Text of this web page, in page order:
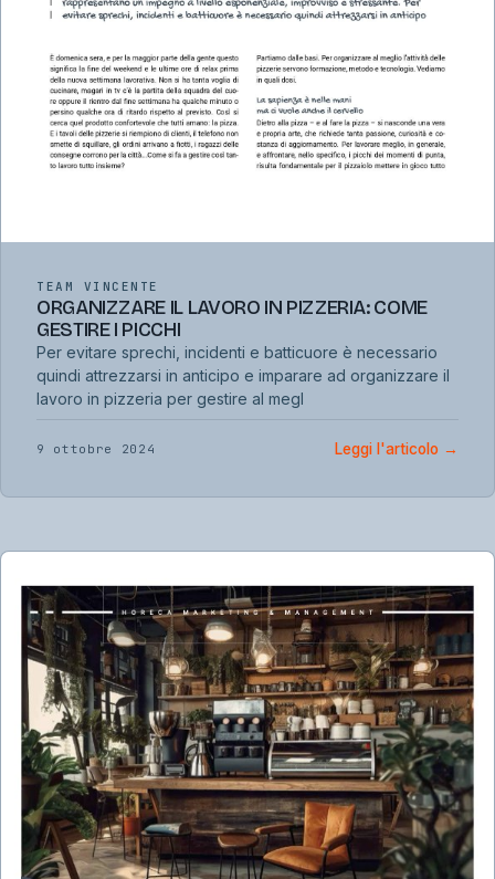
TEAM VINCENTE
ORGANIZZARE IL LAVORO IN PIZZERIA: COME
GESTIRE I PICCHI
Per evitare sprechi, incidenti e batticuore è necessario
quindi attrezzarsi in anticipo e imparare ad organizzare il
lavoro in pizzeria per gestire al megl
9 ottobre 2024 Leggi l'articolo →